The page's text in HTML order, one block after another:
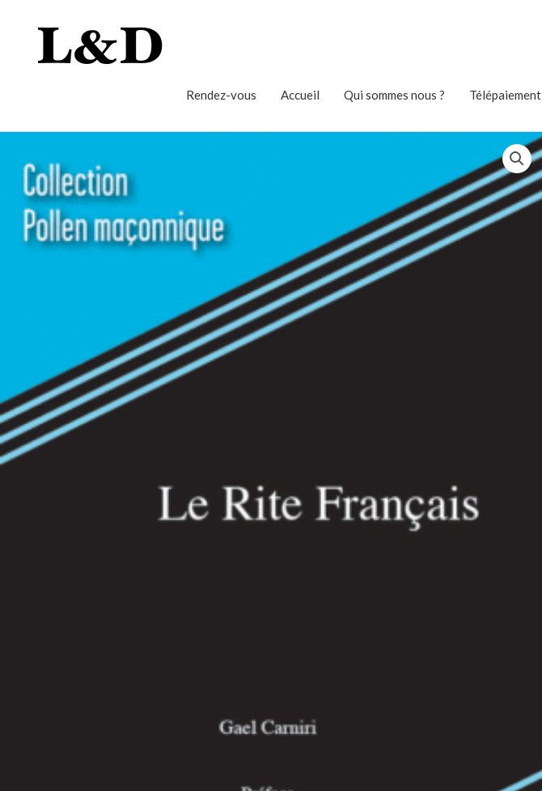
Rendez-vous Accueil Qui sommes nous ? Télépaiement